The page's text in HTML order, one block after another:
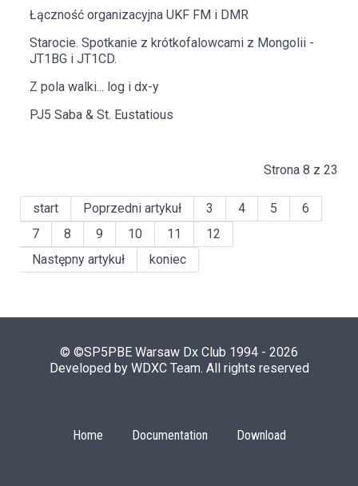
Łączność organizacyjna UKF FM i DMR
Starocie. Spotkanie z krótkofalowcami z Mongolii -
JT1BG i JT1CD.
Z pola walki... log i dx-y
PJ5 Saba & St. Eustatious
Strona 8 z 23
start Poprzedni artykuł 3 4 5
6
7
8 9 10 11
12
Następny artykuł
koniec
© ©SP5PBE Warsaw Dx Club 1994 - 2026
Developed by WDXC Team. All rights reserved
Home Documentation Download